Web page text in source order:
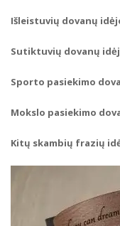
Išleistuvių dovanų
Sutiktuvių dovanų
Sporto pasiekimo
Mokslo pasiekimo
Kitų skambių frazių